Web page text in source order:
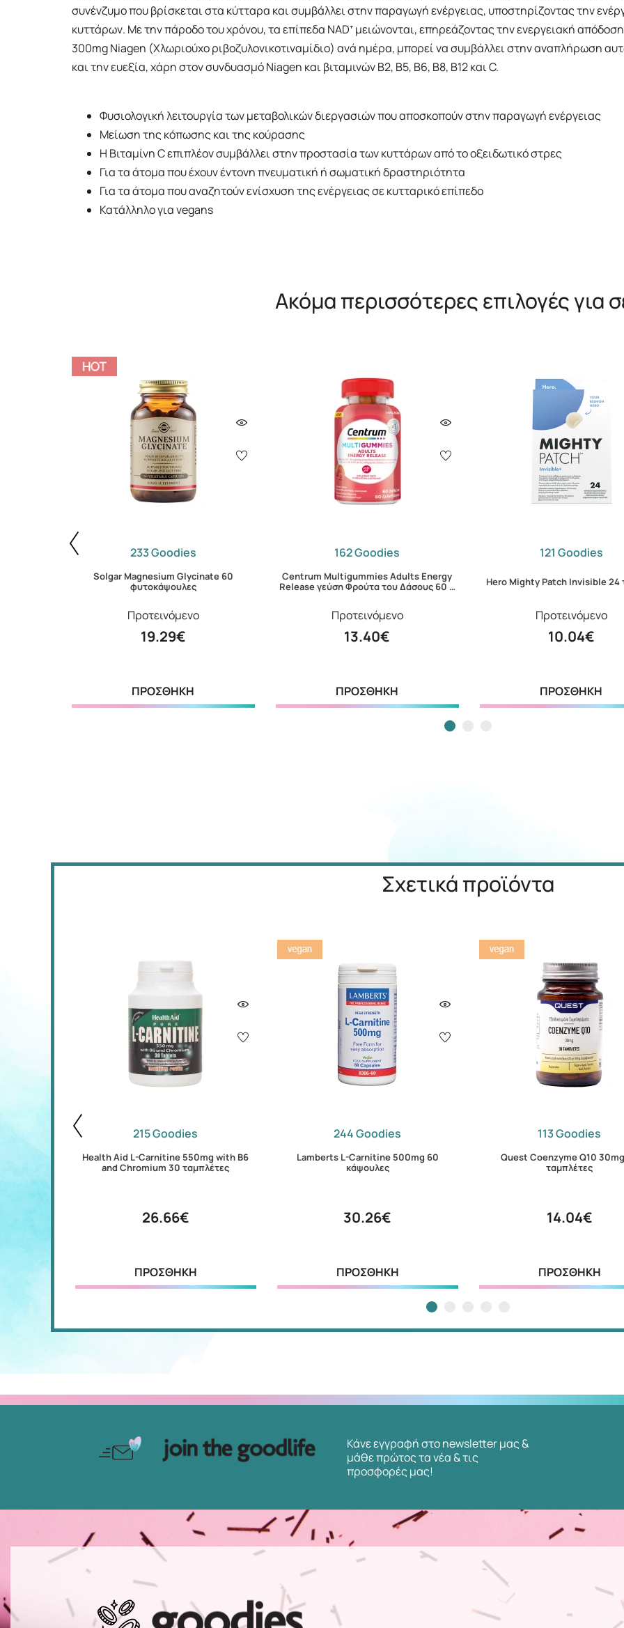
συνένζυμο που βρίσκεται στα κύτταρα και συμβάλλει στην παραγωγή ενέργειας, υποστηρίζοντας την
κυττάρων. Με την πάροδο του χρόνου, τα επίπεδα NAD⁺ μειώνονται, επηρεάζοντας την ενεργειακή
300mg Niagen (Χλωριούχο ριβοζυλονικοτιναμίδιο) ανά ημέρα, μπορεί να συμβάλλει στην αναπλήρωση
και την ευεξία, χάρη στον συνδυασμό Niagen και βιταμινών B2, B5, B6, B8, B12 και C.
Φυσιολογική λειτουργία των μεταβολικών διεργασιών που αποσκοπούν στην παραγωγή ενέργειας
Μείωση της κόπωσης και της κούρασης
Η Βιταμίνη C επιπλέον συμβάλλει στην προστασία των κυττάρων από το οξειδωτικό στρες
Για τα άτομα που έχουν έντονη πνευματική ή σωματική δραστηριότητα
Για τα άτομα που αναζητούν ενίσχυση της ενέργειας σε κυτταρικό επίπεδο
Κατάλληλο για vegans
Ακόμα περισσότερες επιλογές για
233 Goodies
Solgar Magnesium Glycinate 60
φυτοκάψουλες
Προτεινόμενο
19.29€
ΠΡΟΣΘΗΚΗ
162 Goodies
Centrum Multigummies Adults Energy
Release γεύση Φρούτα του Δάσους 60 …
Προτεινόμενο
13.40€
ΠΡΟΣΘΗΚΗ
121 Goodies
Hero Mighty Patch Invisible 24
Προτεινόμενο
10.04€
ΠΡΟΣΘΗΚΗ
Σχετικά προϊόντα
215 Goodies
Health Aid L-Carnitine 550mg with B6
and Chromium 30 ταμπλέτες
26.66€
ΠΡΟΣΘΗΚΗ
244 Goodies
Lamberts L-Carnitine 500mg 60
κάψουλες
30.26€
ΠΡΟΣΘΗΚΗ
113 Goodies
Quest Coenzyme Q10
ταμπλέτες
14.04€
ΠΡΟΣΘΗΚΗ
Κάνε εγγραφή στο newsletter μας &
μάθε πρώτος τα νέα & τις
προσφορές μας!